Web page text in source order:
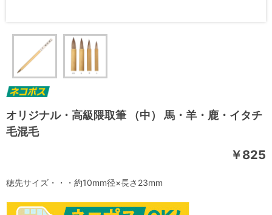
オリジナル・高級隈取筆 （中） 馬・羊・鹿・イタチ
毛混毛
￥825
穂先サイズ・・・約10mm径×長さ23mm